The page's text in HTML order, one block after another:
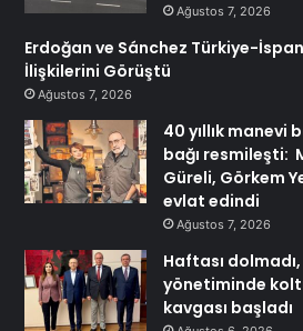
Ağustos 7, 2026
Erdoğan ve Sánchez Türkiye-
İlişkilerini Görüştü
Ağustos 7, 2026
40 yıllık manevi
bağı resmileşti:
Güreli, Görkem
evlat edindi
Ağustos 7, 2026
Haftası
yönetiminde
kavgası başladı